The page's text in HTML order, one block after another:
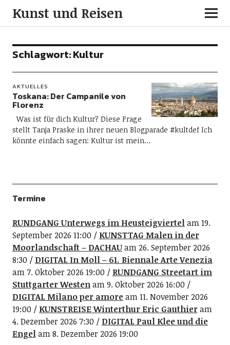
Kunst und Reisen
Schlagwort:Kultur
AKTUELLES
Toskana: Der Campanile von
Florenz
Was ist für dich Kultur? Diese Frage
stellt Tanja Praske in ihrer neuen Blogparade #kultdef Ich
könnte einfach sagen: Kultur ist mein…
Termine
RUNDGANG Unterwegs im Heusteigviertelam 19.
September 2026 11:00
KUNSTTAG Malen in der
Moorlandschaft – DACHAUam 26. September 2026
8:30
DIGITAL In Moll – 61. Biennale Arte Venezia
am 7. Oktober 2026 19:00
RUNDGANG Streetart im
Stuttgarter Westenam 9. Oktober 2026 16:00
DIGITAL Milano per amoream 11. November 2026
19:00
KUNSTREISE Winterthur Eric Gauthieram
4. Dezember 2026 7:30
DIGITAL Paul Klee und die
Engelam 8. Dezember 2026 19:00